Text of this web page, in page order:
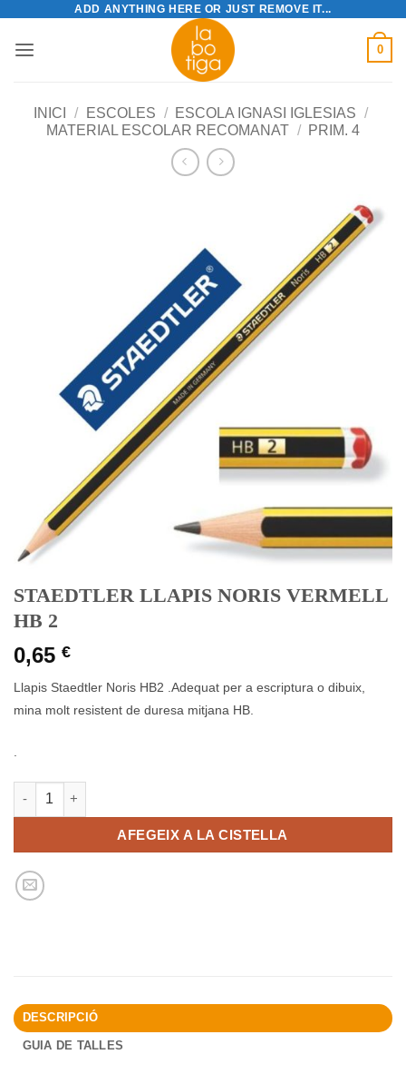
content
ADD ANYTHING HERE OR JUST REMOVE IT...
0
INICI / ESCOLES / ESCOLA IGNASI IGLESIAS /
MATERIAL ESCOLAR RECOMANAT / PRIM. 4
STAEDTLER LLAPIS NORIS VERMELL
HB 2
0,65 €
Llapis Staedtler Noris HB2 .Adequat per a escriptura o dibuix,
mina molt resistent de duresa mitjana HB.
quantitat de STAEDTLER LLAPIS NORIS VERMELL HB 2
AFEGEIX A LA CISTELLA
DESCRIPCIÓ
GUIA DE TALLES